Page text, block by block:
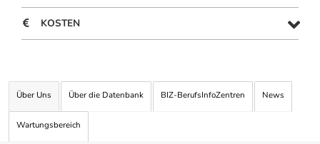
KOSTEN
Über Uns Über die Datenbank BIZ-BerufsInfoZentren News
Wartungsbereich